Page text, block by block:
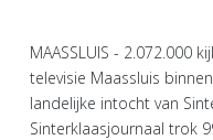
MAASSLUIS - 2.072.000
televisie Maassluis
landelijke intocht van
Sinterklaasjournaal trok